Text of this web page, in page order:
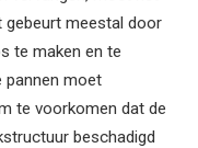
gebeurt meestal door
te maken en te
pannen moet
te voorkomen dat de
beschadigd